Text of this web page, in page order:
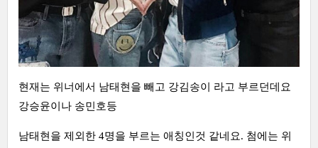
현재는 위너에서 남태현을 빼고 강김송이 라고 부르던데요
강승윤이나 송민호등
남태현을 제외한 4명을 부르는 애칭인것 같네요. 첨에는 위